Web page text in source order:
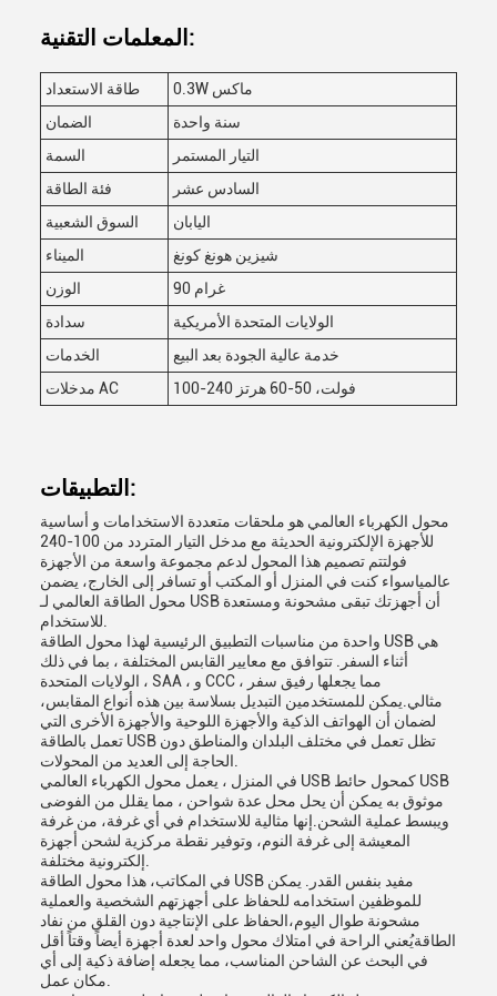
المعلمات التقنية:
طاقة الاستعداد
0.3W ماكس
الضمان
سنة واحدة
السمة
التيار المستمر
فئة الطاقة
السادس عشر
السوق الشعبية
اليابان
الميناء
شيزين هونغ كونغ
الوزن
90 غرام
سدادة
الولايات المتحدة الأمريكية
الخدمات
خدمة عالية الجودة بعد البيع
مدخلات AC
100-240 فولت، 50-60 هرتز
التطبيقات:
محول الكهرباء العالمي هو ملحقات متعددة الاستخدامات و أساسية
للأجهزة الإلكترونية الحديثة مع مدخل التيار المتردد من 100-240
فولتتم تصميم هذا المحول لدعم مجموعة واسعة من الأجهزة
عالمياسواء كنت في المنزل أو المكتب أو تسافر إلى الخارج، يضمن
محول الطاقة العالمي لـ USB أن أجهزتك تبقى مشحونة ومستعدة
واحدة من مناسبات التطبيق الرئيسية لهذا محول الطاقة USB هي
أثناء السفر. تتوافق مع معايير القابس المختلفة ، بما في ذلك
الولايات المتحدة ، SAA ، و CCC ، مما يجعلها رفيق سفر
مثالي.يمكن للمستخدمين التبديل بسلاسة بين هذه أنواع المقابس،
لضمان أن الهواتف الذكية والأجهزة اللوحية والأجهزة الأخرى التي
تعمل بالطاقة USB تظل تعمل في مختلف البلدان والمناطق دون
في المنزل ، يعمل محول الكهرباء العالمي USB كمحول حائط USB
موثوق به يمكن أن يحل محل عدة شواحن ، مما يقلل من الفوضى
ويبسط عملية الشحن.إنها مثالية للاستخدام في أي غرفة، من غرفة
المعيشة إلى غرفة النوم، وتوفير نقطة مركزية لشحن أجهزة
في المكاتب، هذا محول الطاقة USB مفيد بنفس القدر. يمكن
للموظفين استخدامه للحفاظ على أجهزتهم الشخصية والعملية
مشحونة طوال اليوم،الحفاظ على الإنتاجية دون القلق من نفاد
الطاقةيُعني الراحة في امتلاك محول واحد لعدة أجهزة أيضاً وقتاً أقل
في البحث عن الشاحن المناسب، مما يجعله إضافة ذكية إلى أي